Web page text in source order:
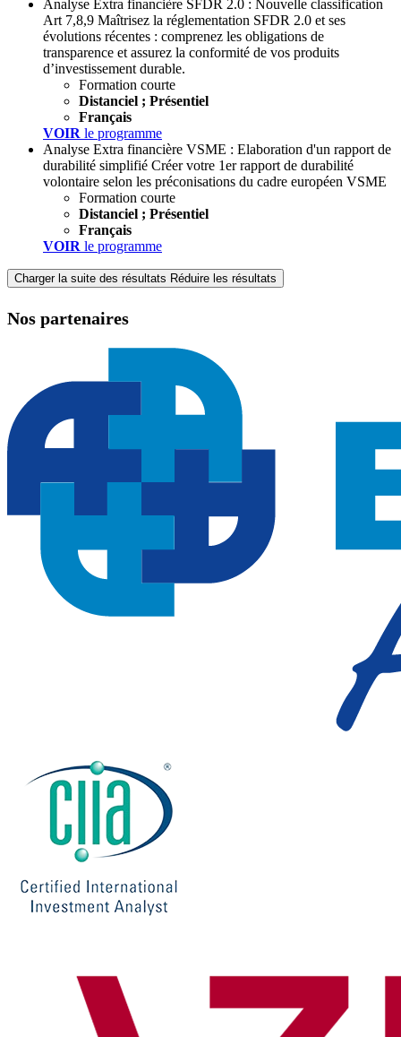
Analyse Extra financière SFDR 2.0 : Nouvelle classification
Art 7,8,9 Maîtrisez la réglementation SFDR 2.0 et ses
évolutions récentes : comprenez les obligations de
transparence et assurez la conformité de vos produits
d’investissement durable.
Formation courte
Distanciel ; Présentiel
Français
VOIR le programme
Analyse Extra financière VSME : Elaboration d'un rapport de
durabilité simplifié Créer votre 1er rapport de durabilité
volontaire selon les préconisations du cadre européen VSME
Formation courte
Distanciel ; Présentiel
Français
VOIR le programme
Charger la suite des résultats Réduire les résultats
Nos partenaires